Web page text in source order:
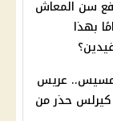
سن المعاش
إلى 65 عامًا بهذا
208 بشارع رمسيس.. عريس
كيرلس حذر من